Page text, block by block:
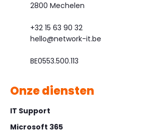
2800 Mechelen
+32 15 63 90 32
hello@network-it.be
BE0553.500.113
Onze diensten
IT Support
Microsoft 365